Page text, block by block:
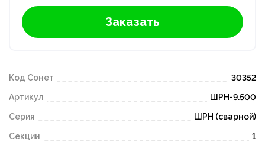
Заказать
Код Сонет 30352
Артикул ШРН-9.500
Серия ШРН (сварной)
Секции 1